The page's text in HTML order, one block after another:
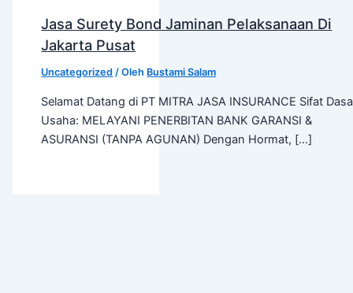
Jasa Surety Bond Jaminan Pelaksanaan Di
Jakarta Pusat
Uncategorized / Oleh Bustami Salam
Selamat Datang di PT MITRA JASA INSURANCE Sifat
Usaha: MELAYANI PENERBITAN BANK GARANSI &
ASURANSI (TANPA AGUNAN) Dengan Hormat, […]